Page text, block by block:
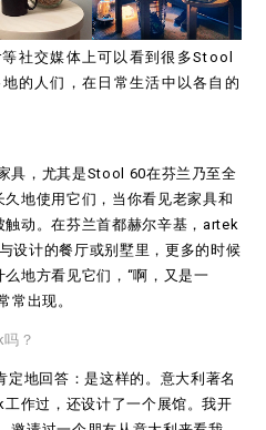
社交媒体上可以看到很多Stool
的人们，在日常生活中以各自的
具，尤其是Stool 60在芬兰乃至全
地使用它们，当你看见老家具和
动。在芬兰首都赫尔辛基，artek
设计的餐厅或别墅里，更多的时候
地方看见它们，“啊，又是一
常出现。
？
定地回答：是这样的。意大利著名
作过，还设计了一个展馆。我开